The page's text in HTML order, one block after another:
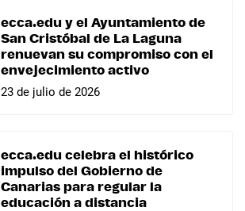
ecca.edu y el Ayuntamiento de
San Cristóbal de La Laguna
renuevan su compromiso con el
envejecimiento activo
23 de julio de 2026
ecca.edu celebra el histórico
impulso del Gobierno de
Canarias para regular la
educación a distancia